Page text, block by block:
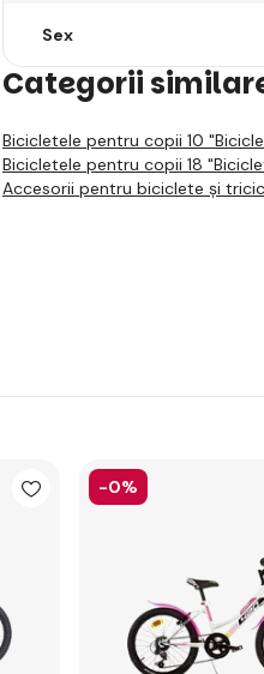
Sex
Categorii
Bicicletele pentru copii 10 "
Bicicletele pentru copii 18 "
Accesorii pentru biciclete și
-0%